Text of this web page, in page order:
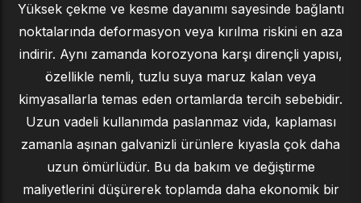
Yüksek çekme ve kesme dayanımı sayesinde bağlantı
noktalarında deformasyon veya kırılma riskini en aza
indirir. Aynı zamanda korozyona karşı dirençli yapısı,
özellikle nemli, tuzlu suya maruz kalan veya
kimyasallarla temas eden ortamlarda tercih sebebidir.
Uzun vadeli kullanımda paslanmaz vida, kaplaması
zamanla aşınan galvanizli ürünlere kıyasla çok daha
uzun ömürlüdür. Bu da bakım ve değiştirme
maliyetlerini düşürerek toplamda daha ekonomik bir